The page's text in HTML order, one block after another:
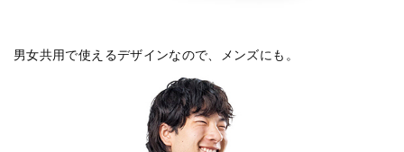
男女共用で使えるデザインなので、メンズにも。